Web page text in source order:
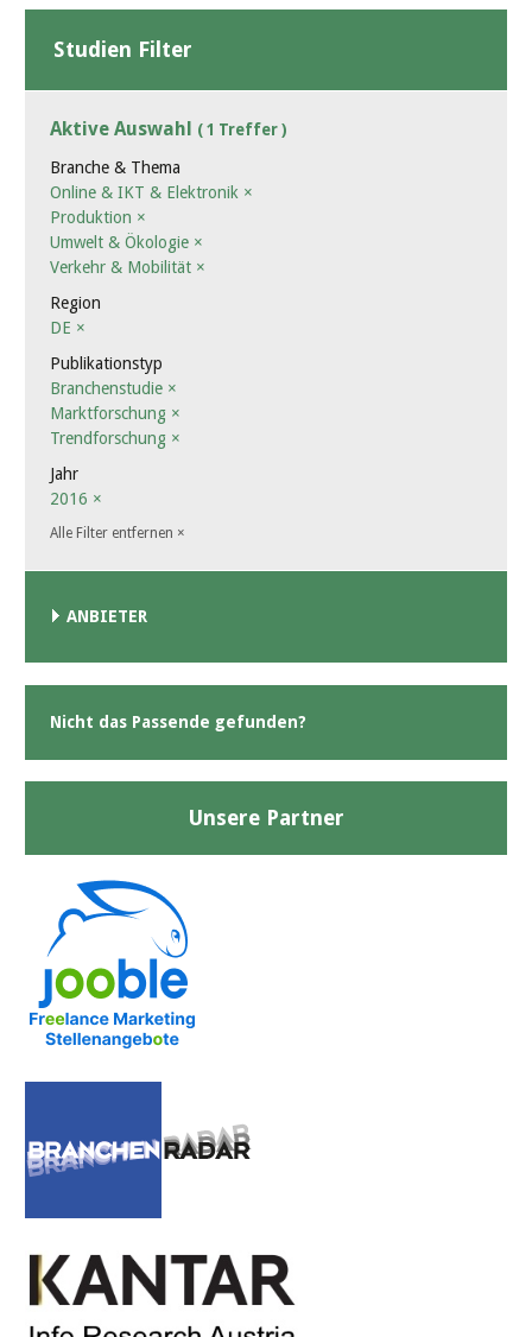
Studien Filter
Aktive Auswahl ( 1 Treffer )
Branche & Thema
Online & IKT & Elektronik ×
Produktion ×
Umwelt & Ökologie ×
Verkehr & Mobilität ×
Region
DE ×
Publikationstyp
Branchenstudie ×
Marktforschung ×
Trendforschung ×
Jahr
2016 ×
Alle Filter entfernen ×
ANBIETER
Nicht das Passende gefunden?
Unsere Partner